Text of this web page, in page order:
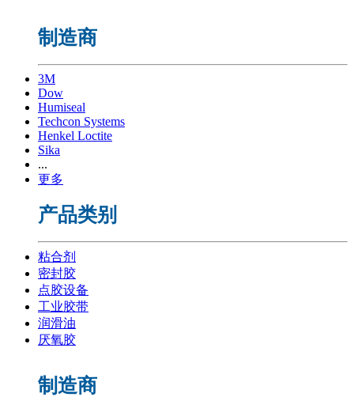
制造商
3M
Dow
Humiseal
Techcon Systems
Henkel Loctite
Sika
...
更多
产品类别
粘合剂
密封胶
点胶设备
工业胶带
润滑油
厌氧胶
制造商